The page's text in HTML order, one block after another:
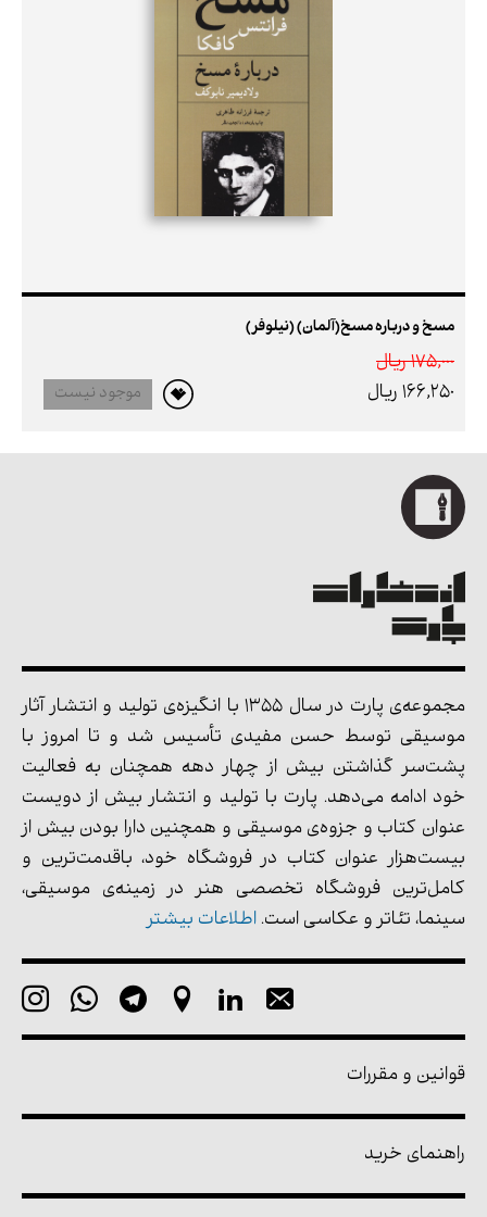
مسخ و درباره مسخ(آلمان) (نیلوفر)
175,000 ريال
166,250 ريال
موجود نیست
مجموعه‌ی پارت در سال 1355 با انگیزه‌ی تولید و انتشار آثار
موسیقی توسط حسن مفیدی تأسیس شد و تا امروز با
پشت‌سر گذاشتن بیش از چهار دهه همچنان به فعالیت
خود ادامه می‌دهد. پارت با تولید و انتشار بیش از دویست
عنوان کتاب و جزوه‌ی موسیقی و همچنین دارا بودن بیش از
بیست‌هزار عنوان کتاب در فروشگاه خود، باقدمت‌ترین و
کامل‌ترین فروشگاه تخصصی هنر در زمینه‌ی موسیقی،
سینما، تئاتر و عکاسی است. اطلاعات بیشتر
قوانین و مقررات
راهنمای خرید